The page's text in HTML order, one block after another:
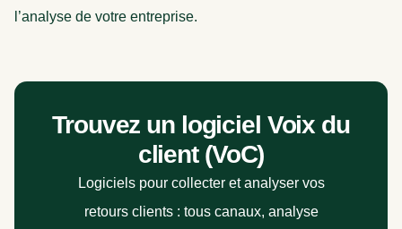
l’analyse de votre entreprise.
Trouvez un logiciel Voix du
client (VoC)
Logiciels pour collecter et analyser vos
retours clients : tous canaux, analyse